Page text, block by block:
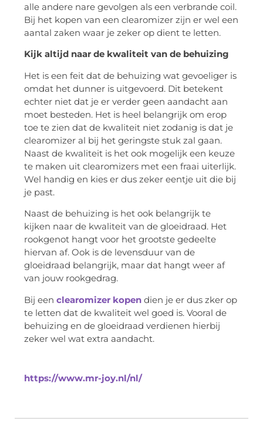
alle andere nare gevolgen als een verbrande coil.
Bij het kopen van een clearomizer zijn er wel een
aantal zaken waar je zeker op dient te letten.
Kijk altijd naar de kwaliteit van de behuizing
Het is een feit dat de behuizing wat gevoeliger is
omdat het dunner is uitgevoerd. Dit betekent
echter niet dat je er verder geen aandacht aan
moet besteden. Het is heel belangrijk om erop
toe te zien dat de kwaliteit niet zodanig is dat je
clearomizer al bij het geringste stuk zal gaan.
Naast de kwaliteit is het ook mogelijk een keuze
te maken uit clearomizers met een fraai uiterlijk.
Wel handig en kies er dus zeker eentje uit die bij
je past.
Naast de behuizing is het ook belangrijk te
kijken naar de kwaliteit van de gloeidraad. Het
rookgenot hangt voor het grootste gedeelte
hiervan af. Ook is de levensduur van de
gloeidraad belangrijk, maar dat hangt weer af
van jouw rookgedrag.
Bij een clearomizer kopen dien je er dus zker op
te letten dat de kwaliteit wel goed is. Vooral de
behuizing en de gloeidraad verdienen hierbij
zeker wel wat extra aandacht.
https://www.mr-joy.nl/nl/